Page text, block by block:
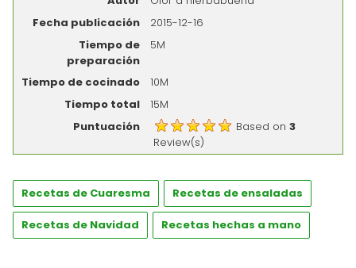
Fecha publicación
2015-12-16
Tiempo de
preparación
5M
Tiempo de cocinado
10M
Tiempo total
15M
Puntuación
Based on3
Review(s)
Recetas de Cuaresma Recetas de ensaladas
Recetas de Navidad Recetas hechas a mano